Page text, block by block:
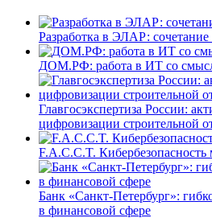
Разработка в ЭЛАР:
ДОМ.РФ: работа в ИТ со
Главгосэкспертиза России:
цифровизации строительной
F.A.C.C.T. Кибербезопасность
Банк «Санкт-Петербург»:
в финансовой сфере